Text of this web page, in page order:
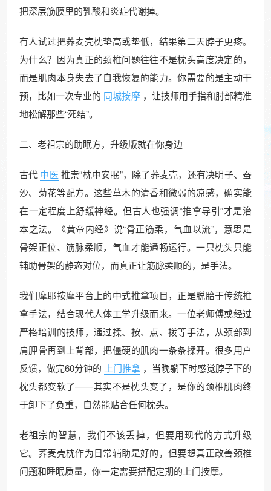
把深层筋膜里的乳酸和炎症代谢掉。
有人试过把荞麦壳枕垫高或垫低，结果第二天脖子更疼。
为什么？因为真正的颈椎问题往往不是枕头高度决定的，
而是肌肉本身失去了自我恢复的能力。你需要的是主动干
预，比如一次专业的 同城按摩 ，让技师用手指和肘部精准
地松解那些“死结”。
二、老祖宗的助眠方，升级版就在你身边
古代 中医 推崇“枕中安眠”，除了荞麦壳，还有决明子、蚕
沙、菊花等配方。这些草木的清香和微弱的凉感，确实能
在一定程度上舒缓神经。但古人也强调“推拿导引”才是治
本之法。《黄帝内经》说“骨正筋柔，气血以流”，意思是
骨架正位、筋脉柔顺，气血才能通畅运行。一只枕头只能
辅助骨架的静态对位，而真正让筋脉柔顺的，是手法。
我们摩耶按摩平台上的中式推拿项目，正是脱胎于传统推
拿手法，结合现代人体工学升级而来。一位老师傅或经过
严格培训的技师，通过揉、按、点、拨等手法，从颈部到
肩胛骨再到上背部，把僵硬的肌肉一条条揉开。很多用户
反馈，做完60分钟的 上门推拿 ，当晚躺下时感觉脖子下的
枕头都变软了——其实不是枕头变了，是你的颈椎肌肉终
于卸下了负重，自然能贴合任何枕头。
老祖宗的智慧，我们不该丢掉，但要用现代的方式升级
它。荞麦壳枕作为日常辅助是好的，但要想真正改善颈椎
问题和睡眠质量，你一定需要搭配定期的上门按摩。